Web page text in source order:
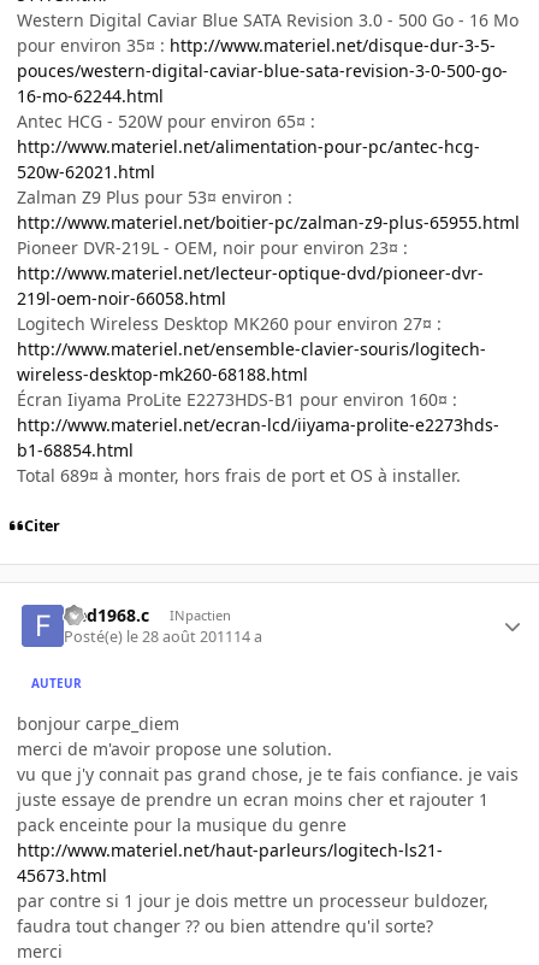
Western Digital Caviar Blue SATA Revision 3.0 - 500 Go - 16 Mo
pour environ 35¤ : http://www.materiel.net/disque-dur-3-5-
pouces/western-digital-caviar-blue-sata-revision-3-0-500-go-
16-mo-62244.html
Antec HCG - 520W pour environ 65¤ :
http://www.materiel.net/alimentation-pour-pc/antec-hcg-
520w-62021.html
Zalman Z9 Plus pour 53¤ environ :
http://www.materiel.net/boitier-pc/zalman-z9-plus-65955.html
Pioneer DVR-219L - OEM, noir pour environ 23¤ :
http://www.materiel.net/lecteur-optique-dvd/pioneer-dvr-
219l-oem-noir-66058.html
Logitech Wireless Desktop MK260 pour environ 27¤ :
http://www.materiel.net/ensemble-clavier-souris/logitech-
wireless-desktop-mk260-68188.html
Écran Iiyama ProLite E2273HDS-B1 pour environ 160¤ :
http://www.materiel.net/ecran-lcd/iiyama-prolite-e2273hds-
b1-68854.html
Total 689¤ à monter, hors frais de port et OS à installer.
Citer
fred1968.c INpactien
Posté(e) le 28 août 201114 a
AUTEUR
bonjour carpe_diem
merci de m'avoir propose une solution.
vu que j'y connait pas grand chose, je te fais confiance. je vais
juste essaye de prendre un ecran moins cher et rajouter 1
pack enceinte pour la musique du genre
http://www.materiel.net/haut-parleurs/logitech-ls21-
45673.html
par contre si 1 jour je dois mettre un processeur buldozer,
faudra tout changer ?? ou bien attendre qu'il sorte?
merci